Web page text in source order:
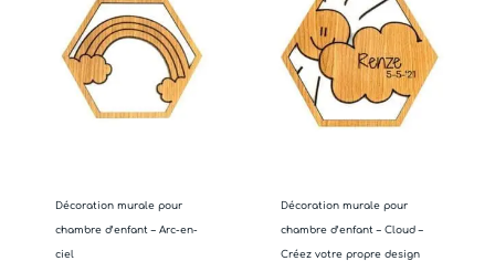
Décoration murale pour
chambre d’enfant – Arc-en-
ciel
Décoration murale pour
chambre d’enfant – Cloud –
Créez votre propre design